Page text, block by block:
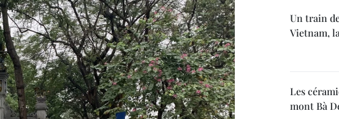
Un train
Vietnam,
Les
mont Bà